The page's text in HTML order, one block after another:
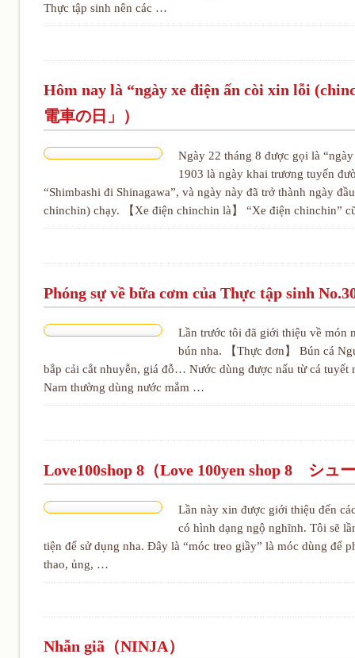
Thực tập sinh nên các …
Hôm nay là “ngày xe điện ấn còi xin lỗi
電車の日」）
Ngày 22 tháng 8 được gọi là
1903 là ngày khai trương tuyến
“Shimbashi đi Shinagawa”, và ngày này đã trở thành ngày
chinchin) chạy. 【Xe điện chinchin là】 “Xe điện chinchin”
Phóng sự về bữa cơm của Thực tập sinh
Lần trước tôi đã giới thiệu về món
bún nha. 【Thực đơn】 Bún cá
bắp cải cắt nhuyễn, giá đỗ… Nước dùng được nấu từ cá tuyết
Nam thường dùng nước mắm …
Love100shop 8（Love 100yen shop 8 シュ
Lần này xin được giới thiệu đến
có hình dạng ngộ nghĩnh. Tôi sẽ
tiện để sử dụng nha. Đây là “móc treo giầy” là móc dùng để
thao, ủng, …
Nhẫn giã（NINJA）